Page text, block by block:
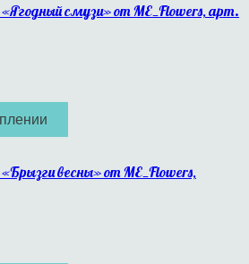
смузи» от ME_Flowers, арт.
весны» от ME_Flowers,